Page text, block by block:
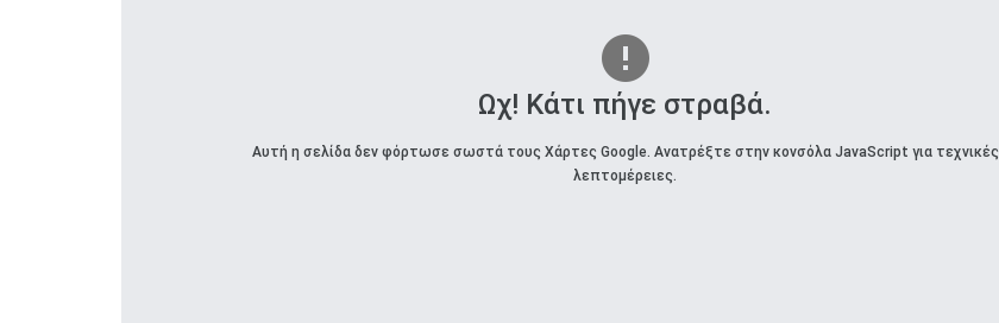
Ωχ! Κάτι πήγε στραβά.
Αυτή η σελίδα δεν φόρτωσε σωστά τους Χάρτες Google. Ανατρέξτε στην κονσόλα JavaScript για τεχνικές
λεπτομέρειες.